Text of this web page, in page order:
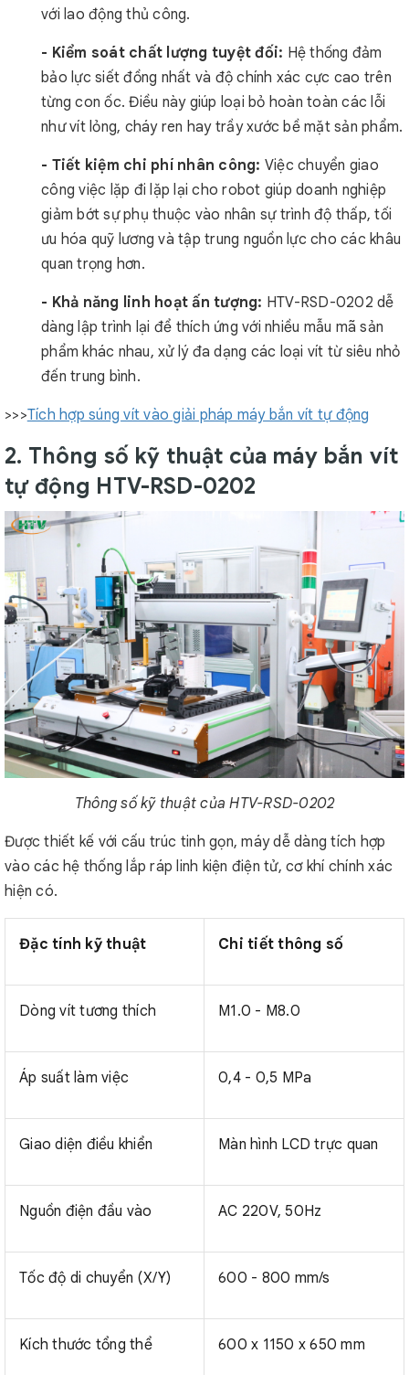
với lao động thủ công.
- Kiểm soát chất lượng tuyệt đối: Hệ thống đảm
bảo lực siết đồng nhất và độ chính xác cực cao trên
từng con ốc. Điều này giúp loại bỏ hoàn toàn các lỗi
như vít lỏng, cháy ren hay trầy xước bề mặt sản phẩm.
- Tiết kiệm chi phí nhân công: Việc chuyển giao
công việc lặp đi lặp lại cho robot giúp doanh nghiệp
giảm bớt sự phụ thuộc vào nhân sự trình độ thấp, tối
ưu hóa quỹ lương và tập trung nguồn lực cho các khâu
quan trọng hơn.
- Khả năng linh hoạt ấn tượng: HTV-RSD-0202 dễ
dàng lập trình lại để thích ứng với nhiều mẫu mã sản
phẩm khác nhau, xử lý đa dạng các loại vít từ siêu nhỏ
đến trung bình.
>>>Tích hợp súng vít vào giải pháp máy bắn vít tự động
2. Thông số kỹ thuật của máy bắn vít
tự động HTV-RSD-0202
Thông số kỹ thuật của HTV-RSD-0202
Được thiết kế với cấu trúc tinh gọn, máy dễ dàng tích hợp
vào các hệ thống lắp ráp linh kiện điện tử, cơ khí chính xác
hiện có.
Đặc tính kỹ thuật Chi tiết thông số
Dòng vít tương thích M1.0 - M8.0
Áp suất làm việc 0,4 - 0,5 MPa
Giao diện điều khiển Màn hình LCD trực quan
Nguồn điện đầu vào AC 220V, 50Hz
Tốc độ di chuyển (X/Y) 600 - 800 mm/s
Kích thước tổng thể 600 x 1150 x 650 mm